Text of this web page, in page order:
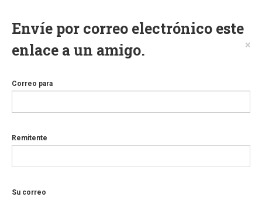
Envíe por correo electrónico este
enlace a un amigo.
×
Correo para
Remitente
Su correo